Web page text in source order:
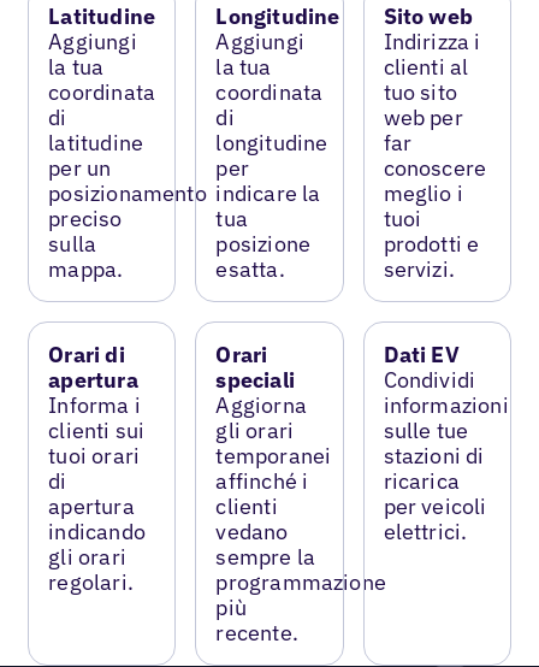
Latitudine
Aggiungi
la tua
coordinata
di
latitudine
per un
posizionamento
preciso
sulla
mappa.
Longitudine
Aggiungi
la tua
coordinata
di
longitudine
per
indicare la
tua
posizione
esatta.
Sito web
Indirizza i
clienti al
tuo sito
web per
far
conoscere
meglio i
tuoi
prodotti e
servizi.
Orari di
apertura
Informa i
clienti sui
tuoi orari
di
apertura
indicando
gli orari
regolari.
Orari
speciali
Aggiorna
gli orari
temporanei
affinché i
clienti
vedano
sempre la
programmazione
più
recente.
Dati EV
Condividi
informazioni
sulle tue
stazioni di
ricarica
per veicoli
elettrici.